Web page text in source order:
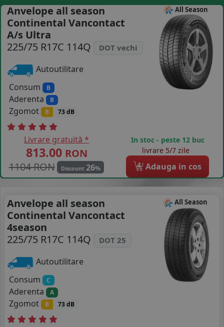
CONTACT
All Season
Anvelope all season
Continental Vancontact
A/s Ultra
225/75 R17C 114Q
DOT vechi
Autoutilitare
Consum
B
Aderenta B
Zgomot B 73 dB
Livrare gratuită *
813.00 RON
1104 RON
Discount 26%
In stoc - peste 12 buc
livrare 5/7 zile
4 Adauga in cos
All Season
Anvelope all season
Continental Vancontact
4season
225/75 R17C 114Q
DOT 25
Autoutilitare
Consum
C
Aderenta A
Zgomot B 73 dB